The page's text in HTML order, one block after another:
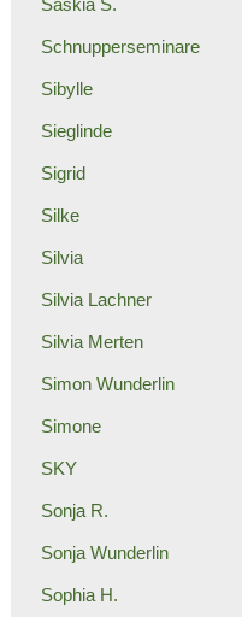
Saskia S.
Schnupperseminare
Sibylle
Sieglinde
Sigrid
Silke
Silvia
Silvia Lachner
Silvia Merten
Simon Wunderlin
Simone
SKY
Sonja R.
Sonja Wunderlin
Sophia H.